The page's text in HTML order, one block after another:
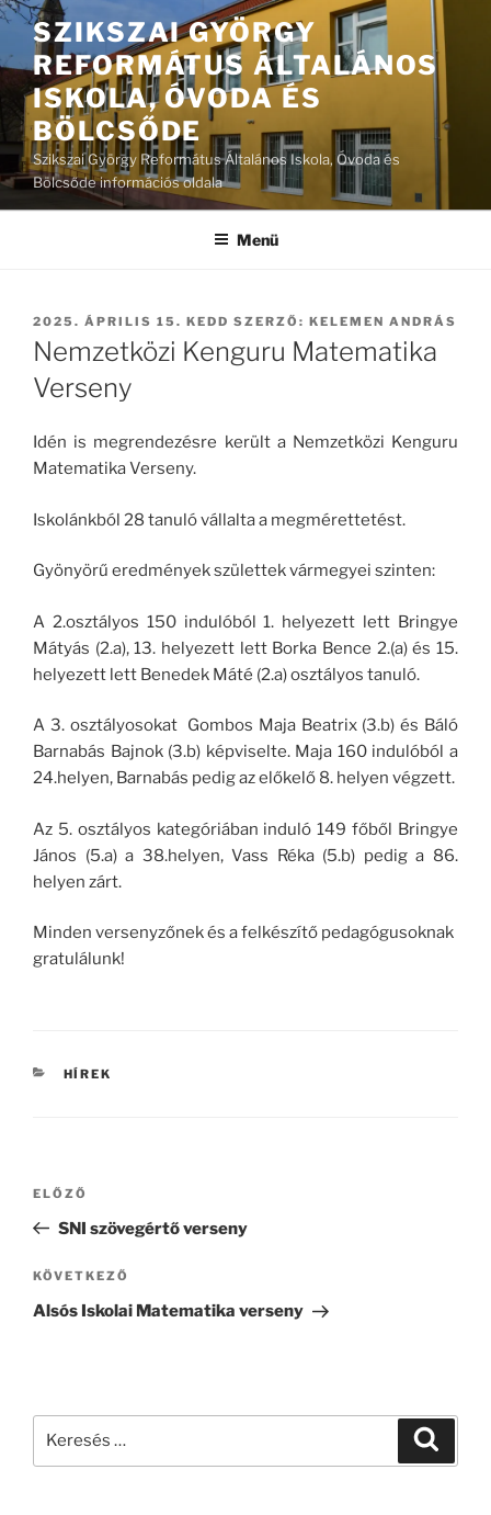
Tartalomhoz
SZIKSZAI GYÖRGY
REFORMÁTUS ÁLTALÁNOS
ISKOLA, ÓVODA ÉS
BÖLCSŐDE
Szikszai György Református Általános Iskola, Óvoda és
Bölcsőde információs oldala
Menü
BEKÜLDVE:
2025. ÁPRILIS 15. KEDD SZERZŐ: KELEMEN ANDRÁS
Nemzetközi Kenguru Matematika
Verseny
Idén is megrendezésre került a Nemzetközi Kenguru
Matematika Verseny.
Iskolánkból 28 tanuló vállalta a megmérettetést.
Gyönyörű eredmények születtek vármegyei szinten:
A 2.osztályos 150 indulóból 1. helyezett lett Bringye
Mátyás (2.a), 13. helyezett lett Borka Bence 2.(a) és 15.
helyezett lett Benedek Máté (2.a) osztályos tanuló.
A 3. osztályosokat Gombos Maja Beatrix (3.b) és Báló
Barnabás Bajnok (3.b) képviselte. Maja 160 indulóból a
24.helyen, Barnabás pedig az előkelő 8. helyen végzett.
Az 5. osztályos kategóriában induló 149 főből Bringye
János (5.a) a 38.helyen, Vass Réka (5.b) pedig a 86.
helyen zárt.
Minden versenyzőnek és a felkészítő pedagógusoknak
gratulálunk!
KATEGÓRIÁK
HÍREK
Bejegyzés
Korábbi
bejegyzés
ELŐZŐ
SNI szövegértő verseny
Következő
bejegyzés
KÖVETKEZŐ
Alsós Iskolai Matematika verseny